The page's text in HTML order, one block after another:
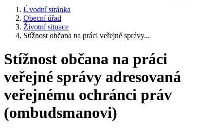
Úvodní stránka
Obecní úřad
Životní situace
Stížnost občana na práci veřejné správy...
Stížnost občana na práci
veřejné správy adresovaná
veřejnému ochránci práv
(ombudsmanovi)